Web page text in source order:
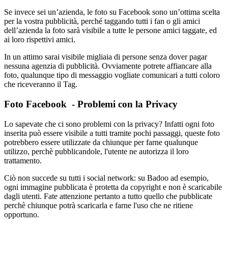
Se invece sei un’azienda, le foto su Facebook sono un’ottima scelta
per la vostra pubblicità, perché taggando tutti i fan o gli amici
dell’azienda la foto sarà visibile a tutte le persone amici taggate, ed
ai loro rispettivi amici.
In un attimo sarai visibile migliaia di persone senza dover pagar
nessuna agenzia di pubblicità. Ovviamente potrete affiancare alla
foto, qualunque tipo di messaggio vogliate comunicari a tutti coloro
che riceveranno il Tag.
Foto Facebook - Problemi con la Privacy
Lo sapevate che ci sono problemi con la privacy? Infatti ogni foto
inserita può essere visibile a tutti tramite pochi passaggi, queste foto
potrebbero essere utilizzate da chiunque per farne qualunque
utilizzo, perchè pubblicandole, l'utente ne autorizza il loro
trattamento.
Ciò non succede su tutti i social network: su Badoo ad esempio,
ogni immagine pubblicata è protetta da copyright e non è scaricabile
dagli utenti. Fate attenzione pertanto a tutto quello che pubblicate
perchè chiunque potrà scaricarla e farne l'uso che ne ritiene
opportuno.